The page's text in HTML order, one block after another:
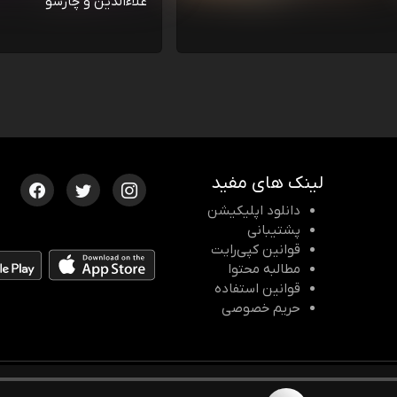
لینک های مفید
دانلود اپلیکیشن
پشتیبانی
قوانین کپی‌رایت
مطالبه محتوا
قوانین استفاده
حریم خصوصی